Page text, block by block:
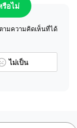
อไม่
ามความคิดเห็นที่ได้
ไม่เป็น